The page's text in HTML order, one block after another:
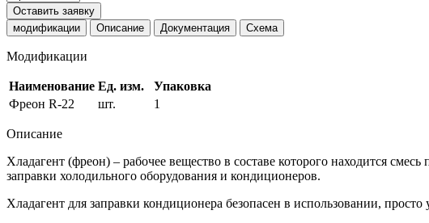
Оставить заявку
модификации
Описание Документация Схема
Модификации
Наименование Ед. изм.
Упаковка
Фреон R-22
шт. 1
Описание
Хладагент (фреон) – рабочее вещество в составе которого находится
заправки холодильного оборудования и кондиционеров.
Хладагент для заправки кондиционера безопасен в использовании, просто